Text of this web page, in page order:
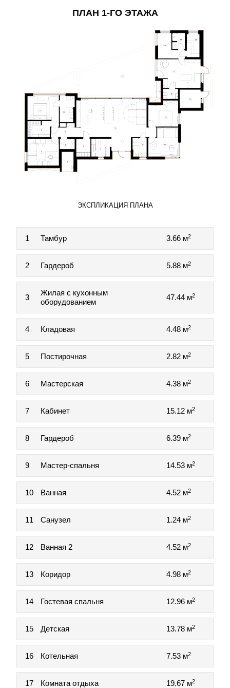
ПЛАН 1-ГО ЭТАЖА
ЭКСПЛИКАЦИЯ ПЛАНА
1 Тамбур 3.66 м2
2 Гардероб 5.88 м2
3
Жилая с кухонным
оборудованием
47.44 м2
4 Кладовая 4.48 м2
5 Постирочная 2.82 м2
6 Мастерская 4.38 м2
7 Кабинет 15.12 м2
8 Гардероб 6.39 м2
9 Мастер-спальня 14.53 м2
10 Ванная 4.52 м2
11 Санузел 1.24 м2
12 Ванная 2 4.52 м2
13 Коридор 4.98 м2
14 Гостевая спальня 12.96 м2
15 Детская 13.78 м2
16 Котельная 7.53 м2
17 Комната отдыха 19.67 м2